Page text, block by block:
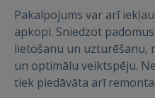
Pakalpojums var arī
apkopi. Sniedzot
lietošanu un uzturēšanu,
un optimālu veiktspēju.
tiek piedāvāta arī